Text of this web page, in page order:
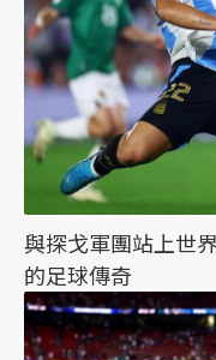
與探戈軍團站上世
的足球傳奇